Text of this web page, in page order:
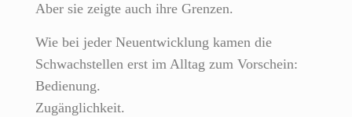
Aber sie zeigte auch ihre Grenzen.
Wie bei jeder Neuentwicklung kamen die
Schwachstellen erst im Alltag zum Vorschein:
Bedienung.
Zugänglichkeit.